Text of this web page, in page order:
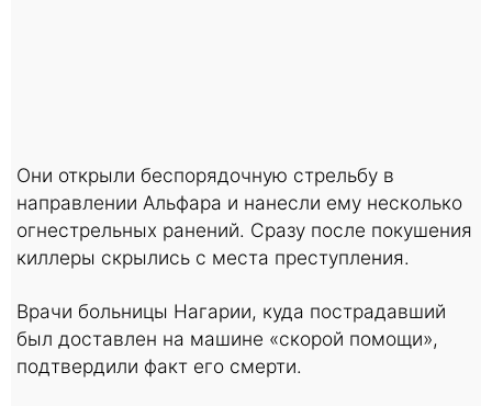
Они открыли беспорядочную стрельбу в
направлении Альфара и нанесли ему несколько
огнестрельных ранений. Сразу после покушения
киллеры скрылись с места преступления.
Врачи больницы Нагарии, куда пострадавший
был доставлен на машине «скорой помощи»,
подтвердили факт его смерти.